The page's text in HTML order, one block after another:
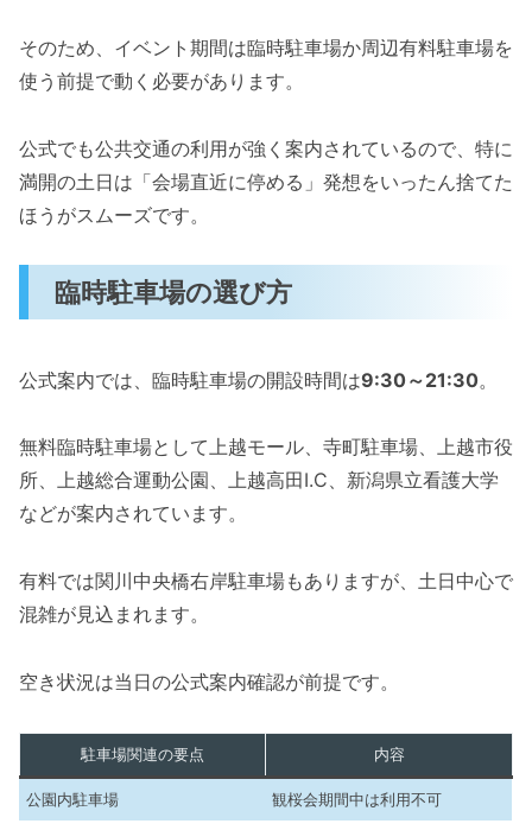
そのため、イベント期間は臨時駐車場か周辺有料駐車場を
使う前提で動く必要があります。
公式でも公共交通の利用が強く案内されているので、特に
満開の土日は「会場直近に停める」発想をいったん捨てた
ほうがスムーズです。
臨時駐車場の選び方
公式案内では、臨時駐車場の開設時間は9:30～21:30。
無料臨時駐車場として上越モール、寺町駐車場、上越市役
所、上越総合運動公園、上越高田I.C、新潟県立看護大学
などが案内されています。
有料では関川中央橋右岸駐車場もありますが、土日中心で
混雑が見込まれます。
空き状況は当日の公式案内確認が前提です。
駐車場関連の要点 内容
公園内駐車場 観桜会期間中は利用不可